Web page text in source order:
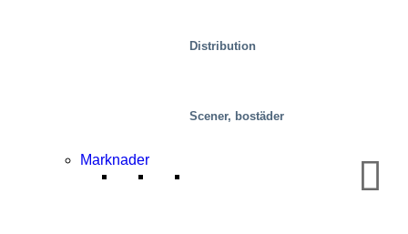
Distribution
Scener, bostäder
Marknader